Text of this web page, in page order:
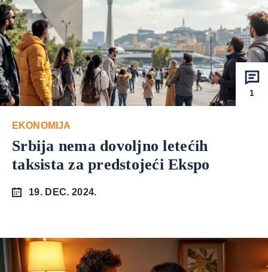
1
EKONOMIJA
Srbija nema dovoljno letećih
taksista za predstojeći Ekspo
19. DEC. 2024.